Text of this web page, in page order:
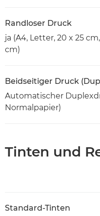
Randloser Druck
ja (A4, Letter, 20 x 25 cm,
cm)
Beidseitiger Druck
Automatischer
Normalpapier)
Tinten und
Standard-Tinten